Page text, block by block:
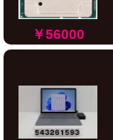
￥56000